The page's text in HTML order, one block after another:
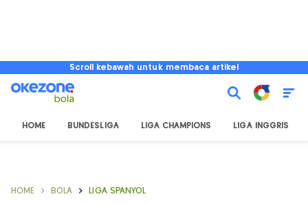
Scroll kebawah untuk membaca artikel
HOME BUNDESLIGA LIGA CHAMPIONS LIGA INGGRIS
HOME BOLA LIGA SPANYOL